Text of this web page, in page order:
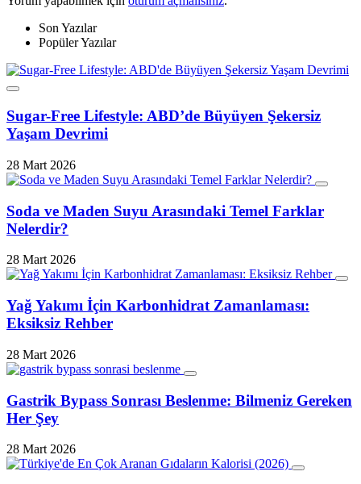
Son Yazılar
Popüler Yazılar
Sugar-Free Lifestyle: ABD’de Büyüyen Şekersiz
Yaşam Devrimi
28 Mart 2026
Soda ve Maden Suyu Arasındaki Temel Farklar
Nelerdir?
28 Mart 2026
Yağ Yakımı İçin Karbonhidrat Zamanlaması:
Eksiksiz Rehber
28 Mart 2026
Gastrik Bypass Sonrası Beslenme: Bilmeniz Gereken
Her Şey
28 Mart 2026